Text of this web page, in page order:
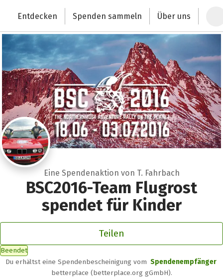
Deutschlands größte Spendenplattform
Entdecken Spenden sammeln Über uns
Eine Spendenaktion von T. Fahrbach
BSC2016-Team Flugrost
spendet für Kinder
Teilen
Beendet
Du erhältst eine Spendenbescheinigung vom Spendenempfänger
betterplace (betterplace.org gGmbH).